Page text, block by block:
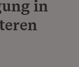
in